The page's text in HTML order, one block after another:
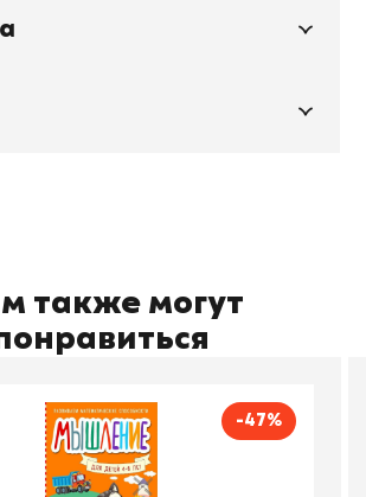
также могут
-47%